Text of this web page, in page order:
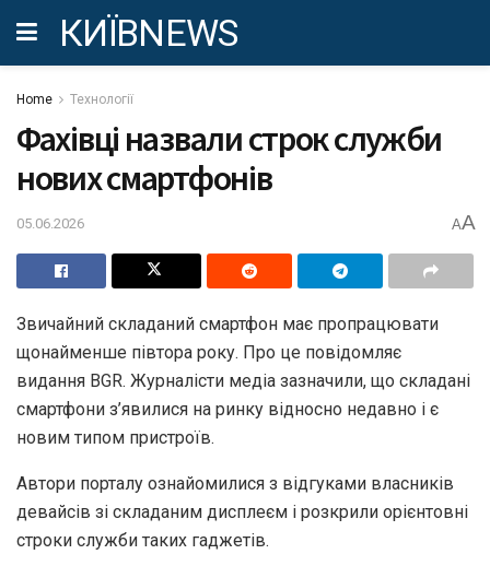
КИЇВNEWS
Home Технології
Фахівці назвали строк служби
нових смартфонів
05.06.2026 AA
Звичайний складаний смартфон має пропрацювати
щонайменше півтора року. Про це повідомляє
видання BGR. Журналісти медіа зазначили, що складані
смартфони з’явилися на ринку відносно недавно і є
новим типом пристроїв.
Автори порталу ознайомилися з відгуками власників
девайсів зі складаним дисплеєм і розкрили орієнтовні
строки служби таких гаджетів.